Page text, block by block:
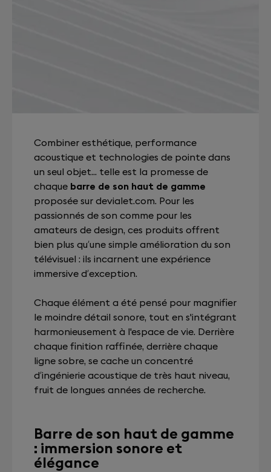
Combiner esthétique, performance
acoustique et technologies de pointe dans
un seul objet... telle est la promesse de
chaque barre de son haut de gamme
proposée sur devialet.com. Pour les
passionnés de son comme pour les
amateurs de design, ces produits offrent
bien plus qu’une simple amélioration du son
télévisuel : ils incarnent une expérience
immersive d’exception.
Chaque élément a été pensé pour magnifier
le moindre détail sonore, tout en s'intégrant
harmonieusement à l'espace de vie. Derrière
chaque finition raffinée, derrière chaque
ligne sobre, se cache un concentré
d’ingénierie acoustique de très haut niveau,
fruit de longues années de recherche.
Barre de son haut de gamme
: immersion sonore et
élégance